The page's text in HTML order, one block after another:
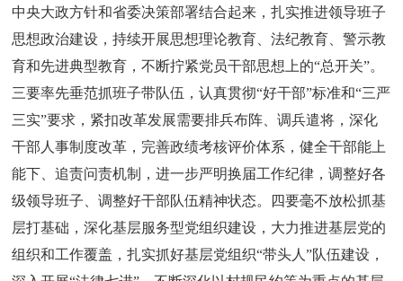
中央大政方针和省委决策部署结合起来，扎实推进领导班子
思想政治建设，持续开展思想理论教育、法纪教育、警示教
育和先进典型教育，不断拧紧党员干部思想上的“总开关”。
三要率先垂范抓班子带队伍，认真贯彻“好干部”标准和“三严
三实”要求，紧扣改革发展需要排兵布阵、调兵遣将，深化
干部人事制度改革，完善政绩考核评价体系，健全干部能上
能下、追责问责机制，进一步严明换届工作纪律，调整好各
级领导班子、调整好干部队伍精神状态。四要毫不放松抓基
层打基础，深化基层服务型党组织建设，大力推进基层党的
组织和工作覆盖，扎实抓好基层党组织“带头人”队伍建设，